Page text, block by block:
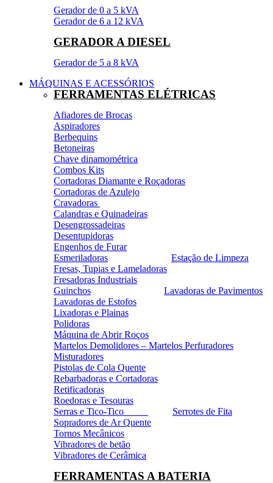
Gerador de 0 a 5 kVA
Gerador de 6 a 12 kVA
GERADOR A DIESEL
Gerador de 5 a 8 kVA
MÁQUINAS E ACESSÓRIOS
FERRAMENTAS ELÉTRICAS
Afiadores de Brocas
Aspiradores
Berbequins
Betoneiras
Chave dinamométrica
Combos Kits
Cortadoras Diamante e Roçadoras
Cortadoras de Azulejo
Cravadoras
Calandras e Quinadeiras
Desengrossadeiras
Desentupidoras
Engenhos de Furar
Esmeriladoras
Estação de Limpeza
Fresas, Tupias e Lameladoras
Fresadoras Industriais
Guinchos
Lavadoras de Pavimentos
Lavadoras de Estofos
Lixadoras e Plainas
Polidoras
Máquina de Abrir Roços
Martelos Demolidores – Martelos Perfuradores
Misturadores
Pistolas de Cola Quente
Rebarbadoras e Cortadoras
Retificadoras
Roedoras e Tesouras
Serras e Tico-Tico
Serrotes de Fita
Sopradores de Ar Quente
Tornos Mecânicos
Vibradores de betão
Vibradores de Cerâmica
FERRAMENTAS A BATERIA